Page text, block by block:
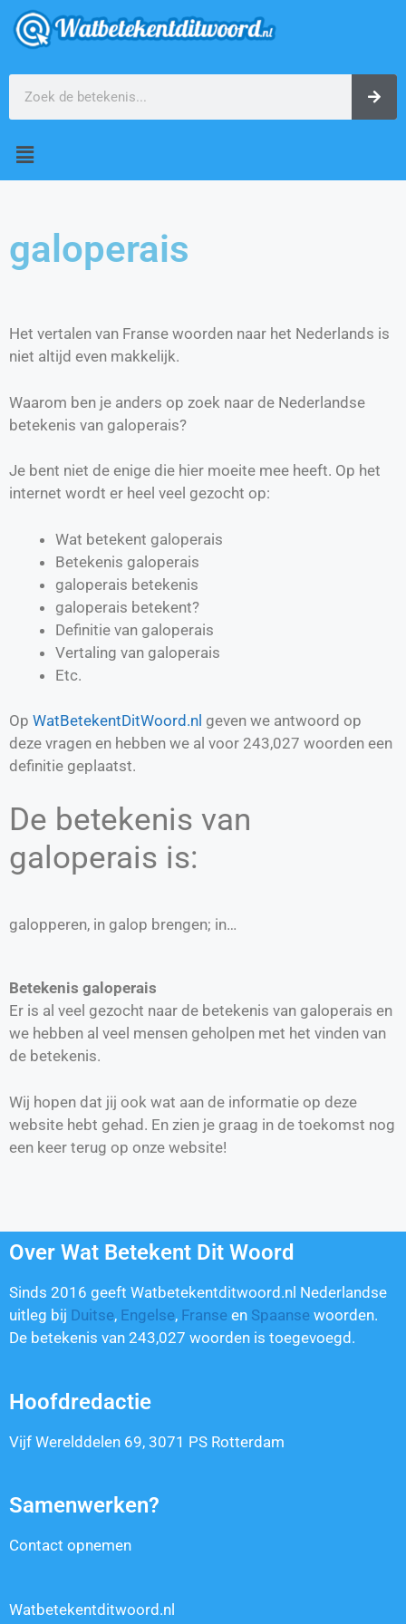
galoperais
Het vertalen van Franse woorden naar het Nederlands is
niet altijd even makkelijk.
Waarom ben je anders op zoek naar de Nederlandse
betekenis van galoperais?
Je bent niet de enige die hier moeite mee heeft. Op het
internet wordt er heel veel gezocht op:
Wat betekent galoperais
Betekenis galoperais
galoperais betekenis
galoperais betekent?
Definitie van galoperais
Vertaling van galoperais
Etc.
Op WatBetekentDitWoord.nl geven we antwoord op
deze vragen en hebben we al voor 243,027 woorden een
definitie geplaatst.
De betekenis van
galoperais is:
galopperen, in galop brengen; in…
Betekenis galoperais
Er is al veel gezocht naar de betekenis van galoperais en
we hebben al veel mensen geholpen met het vinden van
de betekenis.
Wij hopen dat jij ook wat aan de informatie op deze
website hebt gehad. En zien je graag in de toekomst nog
een keer terug op onze website!
Over Wat Betekent Dit Woord
Sinds 2016 geeft Watbetekentditwoord.nl Nederlandse
uitleg bij Duitse, Engelse, Franse en Spaanse woorden.
De betekenis van 243,027 woorden is toegevoegd.
Hoofdredactie
Vijf Werelddelen 69, 3071 PS Rotterdam
Samenwerken?
Contact opnemen
Watbetekentditwoord.nl